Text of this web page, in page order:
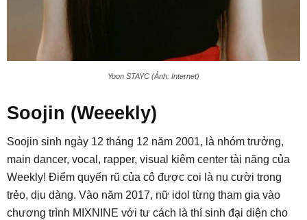
Yoon STAYC (Ảnh: Internet)
Soojin (Weeekly)
Soojin sinh ngày 12 tháng 12 năm 2001, là nhóm trưởng,
main dancer, vocal, rapper, visual kiêm center tài năng của
Weekly! Điểm quyến rũ của cô được coi là nụ cười trong
trẻo, dịu dàng. Vào năm 2017, nữ idol từng tham gia vào
chương trình MIXNINE với tư cách là thí sinh đại diện cho